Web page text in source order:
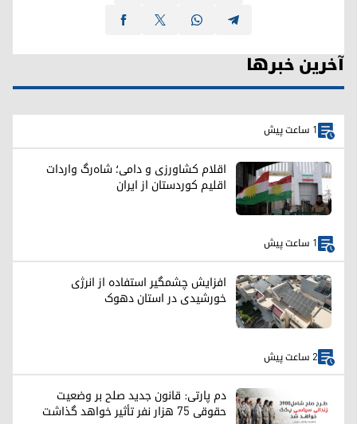
آخرین خبرها
1 ساعت پیش
اقلام کشاورزی و دامی؛ شاه‌رگ واردات
اقلیم کوردستان از ایران
1 ساعت پیش
افزایش چشمگیر استفاده از انرژی
خورشیدی در استان دهوک
2 ساعت پیش
دم پارتی: قانون جدید صلح بر وضعیت
حقوقی ۷۵ هزار نفر تأثیر خواهد گذاشت